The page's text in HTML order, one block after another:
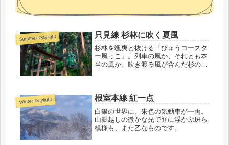
Summer-Daylight 只見線 杉林に吹く夏風
杉林を颯爽と抜ける「びゅうコースタ
ー風っこ」。列車の風か、それとも本
当の風か。吹き渡る風が含んだ杉の爽
Winter-Daylight 根室本線 紅一点
白銀の世界に、朱色の気動車が一両。
山影越しの微かな光で顔に浮かぶ斑ら
模様も、また乙なものです。